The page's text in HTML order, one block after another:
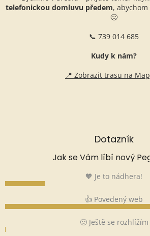
telefonickou domluvu předem,
🙂
📞 739 014 685
Kudy k nám?
📍 Zobrazit trasu na
Dotazník
Jak se Vám líbí nový
🧡 Je to nádhera!
👍 Povedený web
🙂 Ještě se rozhlížím